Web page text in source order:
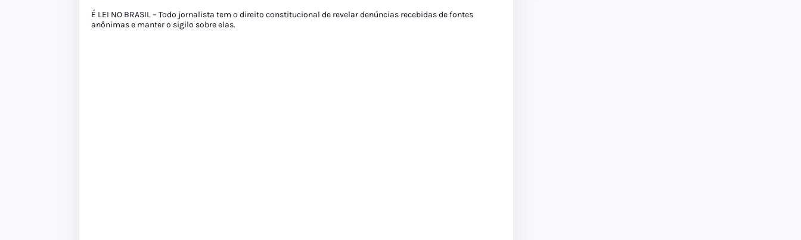
É LEI NO BRASIL – Todo jornalista tem o direito constitucional de revelar denúncias recebidas de fontes
anônimas e manter o sigilo sobre elas.